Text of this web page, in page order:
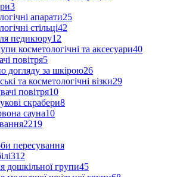
3
апарати25
стільці42
педикюру12
косметологічні та аксесуари40
повітря5
догляду за шкірою26
та косметологічні візки29
повітря10
скрабери8
сауна10
2219
пересування
312
дошкільної групи45